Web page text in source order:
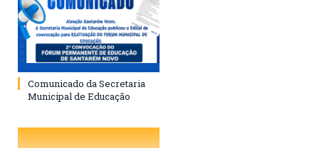
Comunicado da Secretaria
Municipal de Educação